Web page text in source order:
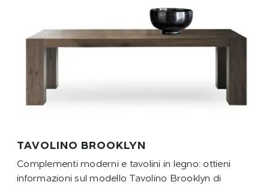
TAVOLINO BROOKLYN
Complementi moderni e tavolini in legno: ottieni
informazioni sul modello Tavolino Brooklyn di